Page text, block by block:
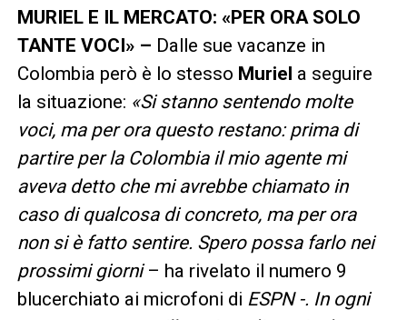
MURIEL E IL MERCATO: «PER ORA SOLO
TANTE VOCI» – Dalle sue vacanze in
Colombia però è lo stesso Muriel a seguire
la situazione: «Si stanno sentendo molte
voci, ma per ora questo restano: prima di
partire per la Colombia il mio agente mi
aveva detto che mi avrebbe chiamato in
caso di qualcosa di concreto, ma per ora
non si è fatto sentire. Spero possa farlo nei
prossimi giorni– ha rivelato il numero 9
blucerchiato ai microfoni di ESPN -. In ogni